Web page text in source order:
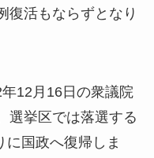
復活もならずとなり
12月16日の衆議院
選挙区では落選する
に国政へ復帰しま